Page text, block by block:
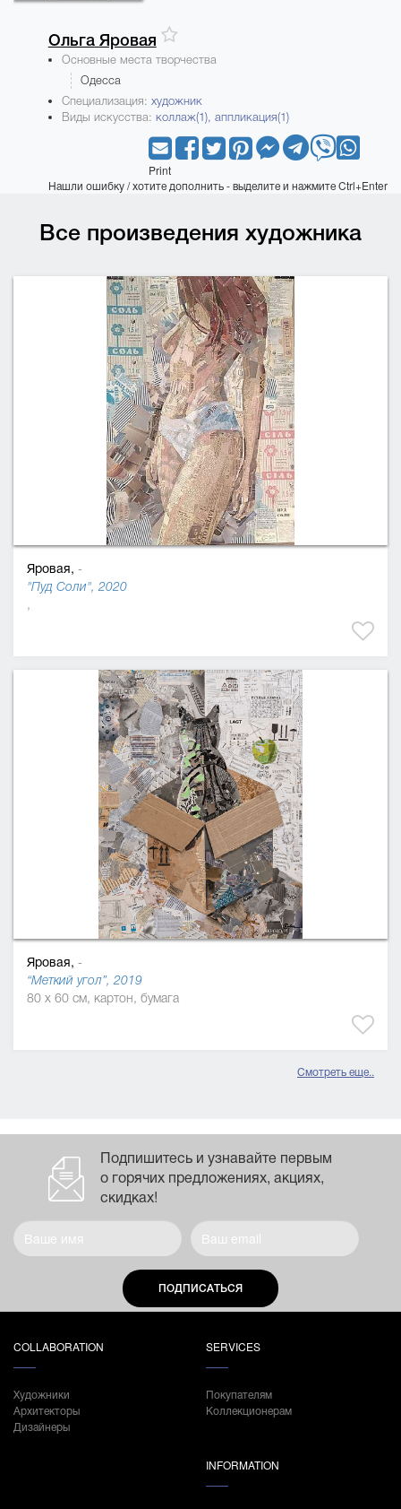
Ольга Яровая
Основные места творчества
Одесса
Специализация: художник
Виды искусства: коллаж(1), аппликация(1)
Print
Нашли ошибку / хотите дополнить - выделите и нажмите Ctrl+Enter
Все произведения художника
Яровая, -
"Пуд Соли", 2020
,
Яровая, -
“Меткий угол”, 2019
80 x 60 см, картон, бумага
Смотреть еще..
Подпишитесь и узнавайте первым
о горячих предложениях, акциях,
скидках!
ПОДПИСАТЬСЯ
COLLABORATION
Художники
Архитекторы
Дизайнеры
SERVICES
Покупателям
Коллекционерам
INFORMATION